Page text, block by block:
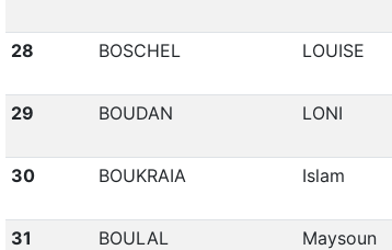
28 BOSCHEL LOUISE
29 BOUDAN LONI
30 BOUKRAIA Islam
31 BOULAL Maysoun